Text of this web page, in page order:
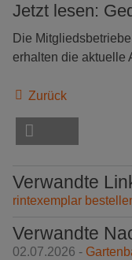
Jetzt lesen:
Die
erhalten die aktuelle
Zurück
Verwandte
rintexemplar
Verwandte
02.07.2026 -